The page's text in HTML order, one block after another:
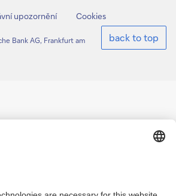
upozornění Cookies
back to top
Bank AG, Frankfurt am